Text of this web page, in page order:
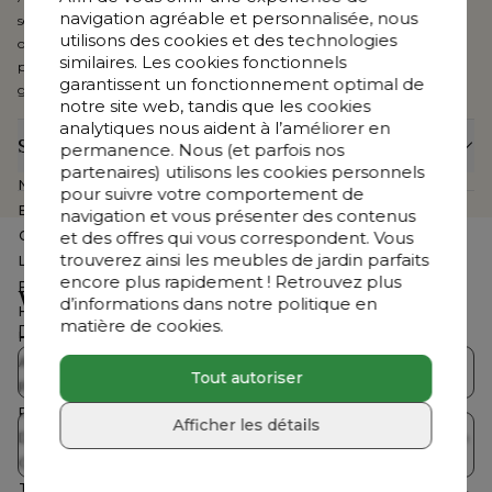
navigation agréable et personnalisée, nous
utilisons des cookies et des technologies
similaires. Les cookies fonctionnels
garantissent un fonctionnement optimal de
notre site web, tandis que les cookies
analytiques nous aident à l’améliorer en
permanence. Nous (et parfois nos
partenaires) utilisons les cookies personnels
pour suivre votre comportement de
navigation et vous présenter des contenus
et des offres qui vous correspondent. Vous
trouverez ainsi les meubles de jardin parfaits
encore plus rapidement ! Retrouvez plus
d’informations dans notre politique en
matière de cookies.
Tout autoriser
Afficher les détails
séchage rapide. Cette mousse confortable, avec sa structure à pores
ouverts, ne retient pas l’eau et sèche très rapidement, ce qui est idéal
pour une utilisation en extérieur. Vous bénéficiez en outre de 5 ans de
garantie sur les tissus Solica.
Spécifications
Numéro d'article Web
CB3981658
Exposé dans le show-room
Non
Collection
Pagino
Largeur
160 cm
Profondeur
100 cm
Hauteur
70 cm
Hauteur assise
Assemblé
Profondeur coussin dossier
12 cm
Profondeur coussin d'assise
Dimensions
Lrg. 160 x Prof. 100 x Haut. 70 cm
Coussin(s) inclus
Table basse incluse
Vous cherchez autre chose ?
Découvrez notre offre complète
Collections Bristol Salons de jardin
Table de jardin avec
chaises
Tables de jardin